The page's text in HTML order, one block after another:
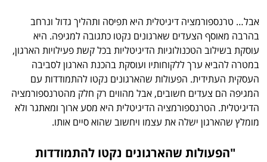
אבל… טרנספורמציה דיגיטלית היא תפיסה ותהליך גדול ונרחב
בהרבה מאוסף הצעדים שארגונים נקטו כתגובה למגיפה. היא
עוסקת בשילוב הטכנולוגיות הדיגיטליות בכל קשת פעילויות הארגון,
במטרה להביא ערך ללקוחותיו ועוסקת בהכנת הארגון לסביבה
העסקית העתידית. הפעולות שהארגונים נקטו להתמודדות עם
המגיפה הם צעדים חשובים, אבל מהווים רק חלק מהטרנספורמציה
הדיגיטלית. הטרנספורמציה הדיגיטלית היא מסע ארוך ומאתגר ולא
מומלץ שהארגון ישלה את עצמו ויחשוב שהוא סיים אותו.
"הפעולות שהארגונים נקטו להתמודדות